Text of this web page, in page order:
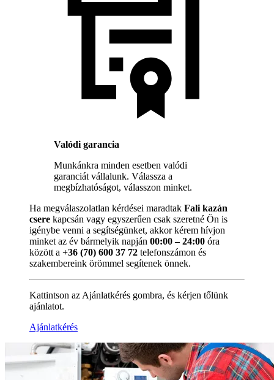
Valódi garancia
Munkánkra minden esetben valódi
garanciát vállalunk. Válassza a
megbízhatóságot, válasszon minket.
Ha megválaszolatlan kérdései maradtak Fali kazán
csere kapcsán vagy egyszerűen csak szeretné Ön is
igénybe venni a segítségünket, akkor kérem hívjon
minket az év bármelyik napján 00:00 – 24:00 óra
között a +36 (70) 600 37 72 telefonszámon és
szakembereink örömmel segítenek önnek.
Kattintson az Ajánlatkérés gombra, és kérjen tőlünk
ajánlatot.
Ajánlatkérés